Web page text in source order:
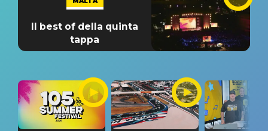
Il best of della quinta
tappa